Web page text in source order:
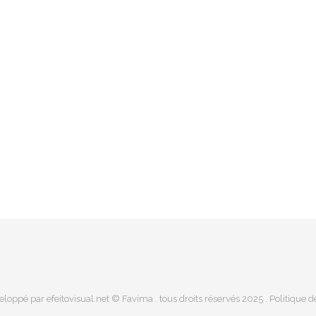
par efeitovisual.net© Favima . tous droits réservés 2025 . Politique